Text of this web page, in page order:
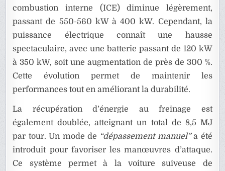
combustion interne (ICE) diminue légèrement,
passant de 550-560 kW à 400 kW. Cependant, la
puissance électrique connaît une hausse
spectaculaire, avec une batterie passant de 120 kW
à 350 kW, soit une augmentation de près de 300 %.
Cette évolution permet de maintenir les
performances tout en améliorant la durabilité.
La récupération d’énergie au freinage est
également doublée, atteignant un total de 8,5 MJ
par tour. Un mode de “dépassement manuel”a été
introduit pour favoriser les manœuvres d’attaque.
Ce système permet à la voiture suiveuse de